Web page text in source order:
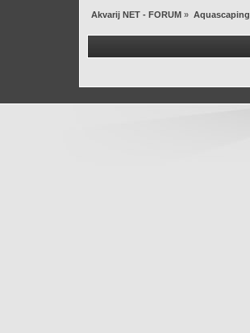
Akvarij NET - FORUM » Aquascaping